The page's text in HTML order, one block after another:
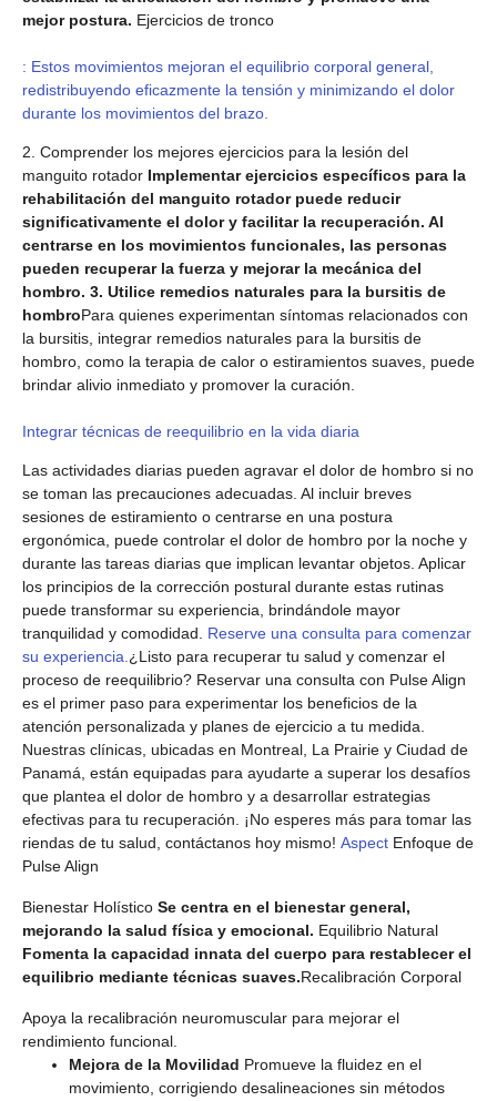
mejor postura. Ejercicios de tronco
: Estos movimientos mejoran el equilibrio corporal general,
redistribuyendo eficazmente la tensión y minimizando el dolor
durante los movimientos del brazo.
2. Comprender los mejores ejercicios para la lesión del
manguito rotador Implementar ejercicios específicos para la
rehabilitación del manguito rotador puede reducir
significativamente el dolor y facilitar la recuperación. Al
centrarse en los movimientos funcionales, las personas
pueden recuperar la fuerza y ​​mejorar la mecánica del
hombro. 3. Utilice remedios naturales para la bursitis de
hombroPara quienes experimentan síntomas relacionados con
la bursitis, integrar remedios naturales para la bursitis de
hombro, como la terapia de calor o estiramientos suaves, puede
brindar alivio inmediato y promover la curación.
Integrar técnicas de reequilibrio en la vida diaria
Las actividades diarias pueden agravar el dolor de hombro si no
se toman las precauciones adecuadas. Al incluir breves
sesiones de estiramiento o centrarse en una postura
ergonómica, puede controlar el dolor de hombro por la noche y
durante las tareas diarias que implican levantar objetos. Aplicar
los principios de la corrección postural durante estas rutinas
puede transformar su experiencia, brindándole mayor
tranquilidad y comodidad. Reserve una consulta para comenzar
su experiencia.¿Listo para recuperar tu salud y comenzar el
proceso de reequilibrio? Reservar una consulta con Pulse Align
es el primer paso para experimentar los beneficios de la
atención personalizada y planes de ejercicio a tu medida.
Nuestras clínicas, ubicadas en Montreal, La Prairie y Ciudad de
Panamá, están equipadas para ayudarte a superar los desafíos
que plantea el dolor de hombro y a desarrollar estrategias
efectivas para tu recuperación. ¡No esperes más para tomar las
riendas de tu salud, contáctanos hoy mismo! Aspect Enfoque de
Pulse Align
Bienestar Holístico Se centra en el bienestar general,
mejorando la salud física y emocional. Equilibrio Natural
Fomenta la capacidad innata del cuerpo para restablecer el
equilibrio mediante técnicas suaves.Recalibración Corporal
Apoya la recalibración neuromuscular para mejorar el
rendimiento funcional.
Mejora de la Movilidad Promueve la fluidez en el
movimiento, corrigiendo desalineaciones sin métodos